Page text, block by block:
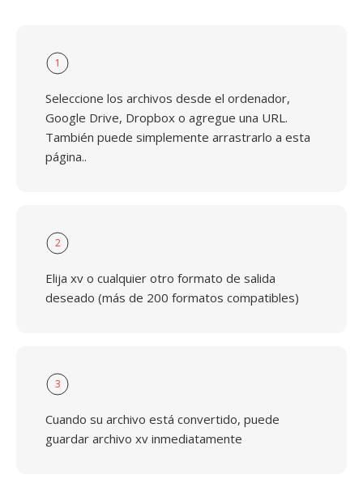
1
Seleccione los archivos desde el ordenador,
Google Drive, Dropbox o agregue una URL.
También puede simplemente arrastrarlo a esta
página..
2
Elija xv o cualquier otro formato de salida
deseado (más de 200 formatos compatibles)
3
Cuando su archivo está convertido, puede
guardar archivo xv inmediatamente